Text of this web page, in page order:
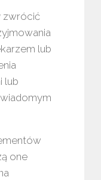
zwrócić
lub
lub
one